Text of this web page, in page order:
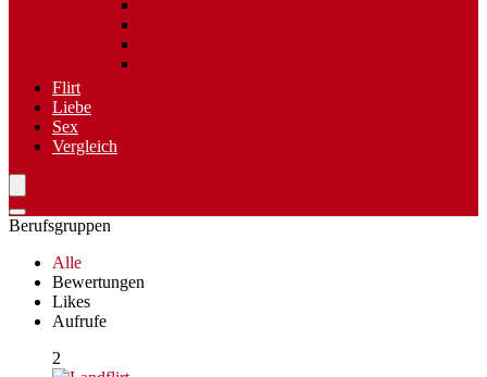
Flirt
Liebe
Sex
Vergleich
Berufsgruppen
Alle
Bewertungen
Likes
Aufrufe
2